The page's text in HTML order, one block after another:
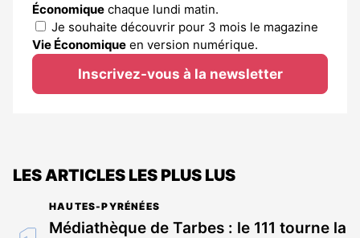
Économique chaque lundi matin.
Je souhaite découvrir pour 3 mois le magazine
Vie Économique en version numérique.
Inscrivez-vous à la newsletter
LES ARTICLES LES PLUS LUS
HAUTES-PYRÉNÉES
Médiathèque de Tarbes : le 111 tourne la